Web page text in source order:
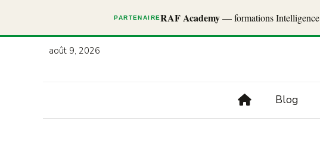
PARTENAIRERAF Academy— formations Intelligence
août 9, 2026
Blog